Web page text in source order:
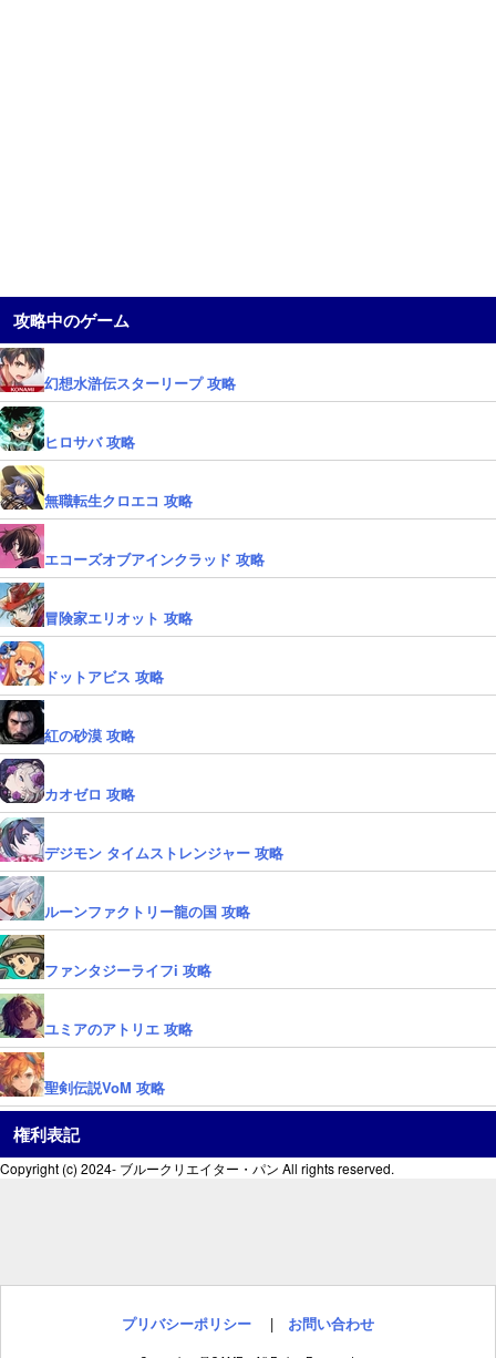
攻略中のゲーム
幻想水滸伝スターリープ 攻略
ヒロサバ 攻略
無職転生クロエコ 攻略
エコーズオブアインクラッド 攻略
冒険家エリオット 攻略
ドットアビス 攻略
紅の砂漠 攻略
カオゼロ 攻略
デジモン タイムストレンジャー 攻略
ルーンファクトリー龍の国 攻略
ファンタジーライフi 攻略
ユミアのアトリエ 攻略
聖剣伝説VoM 攻略
権利表記
Copyright (c) 2024- ブルークリエイター・パン All rights reserved.
プリバシーポリシー | お問い合わせ